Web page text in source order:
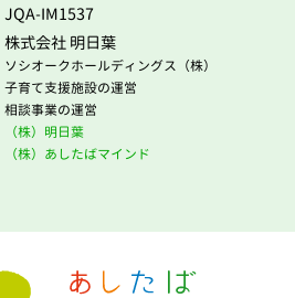
JQA-IM1537
株式会社 明日葉
ソシオークホールディングス（株）
子育て支援施設の運営
相談事業の運営
（株）明日葉
（株）あしたばマインド